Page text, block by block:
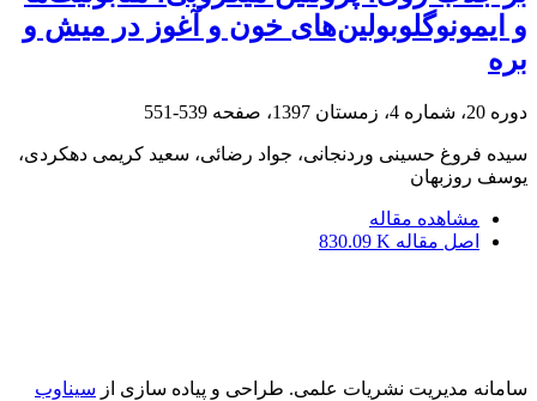
و ایمونوگلوبولین‌های خون و آغوز در میش و
بره
دوره 20، شماره 4، زمستان 1397، صفحه 539-551
سیده فروغ حسینی وردنجانی، جواد رضائی، سعید کریمی دهکردی،
یوسف روزبهان
مشاهده مقاله
اصل مقاله 830.09 K
سامانه مدیریت نشریات علمی. طراحی و پیاده سازی از سیناوب